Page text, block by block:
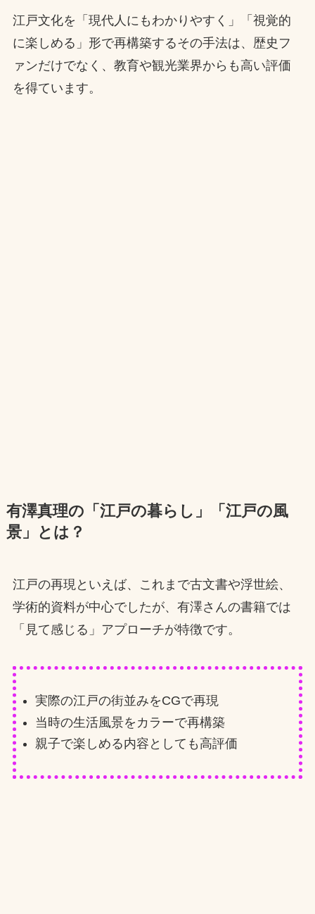
江戸文化を「現代人にもわかりやすく」「視覚的
に楽しめる」形で再構築するその手法は、歴史フ
ァンだけでなく、教育や観光業界からも高い評価
を得ています。
有澤真理の「江戸の暮らし」「江戸の風
景」とは？
江戸の再現といえば、これまで古文書や浮世絵、
学術的資料が中心でしたが、有澤さんの書籍では
「見て感じる」アプローチが特徴です。
実際の江戸の街並みをCGで再現
当時の生活風景をカラーで再構築
親子で楽しめる内容としても高評価